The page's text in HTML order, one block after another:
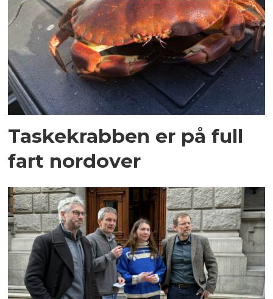
Taskekrabben er på full
fart nordover